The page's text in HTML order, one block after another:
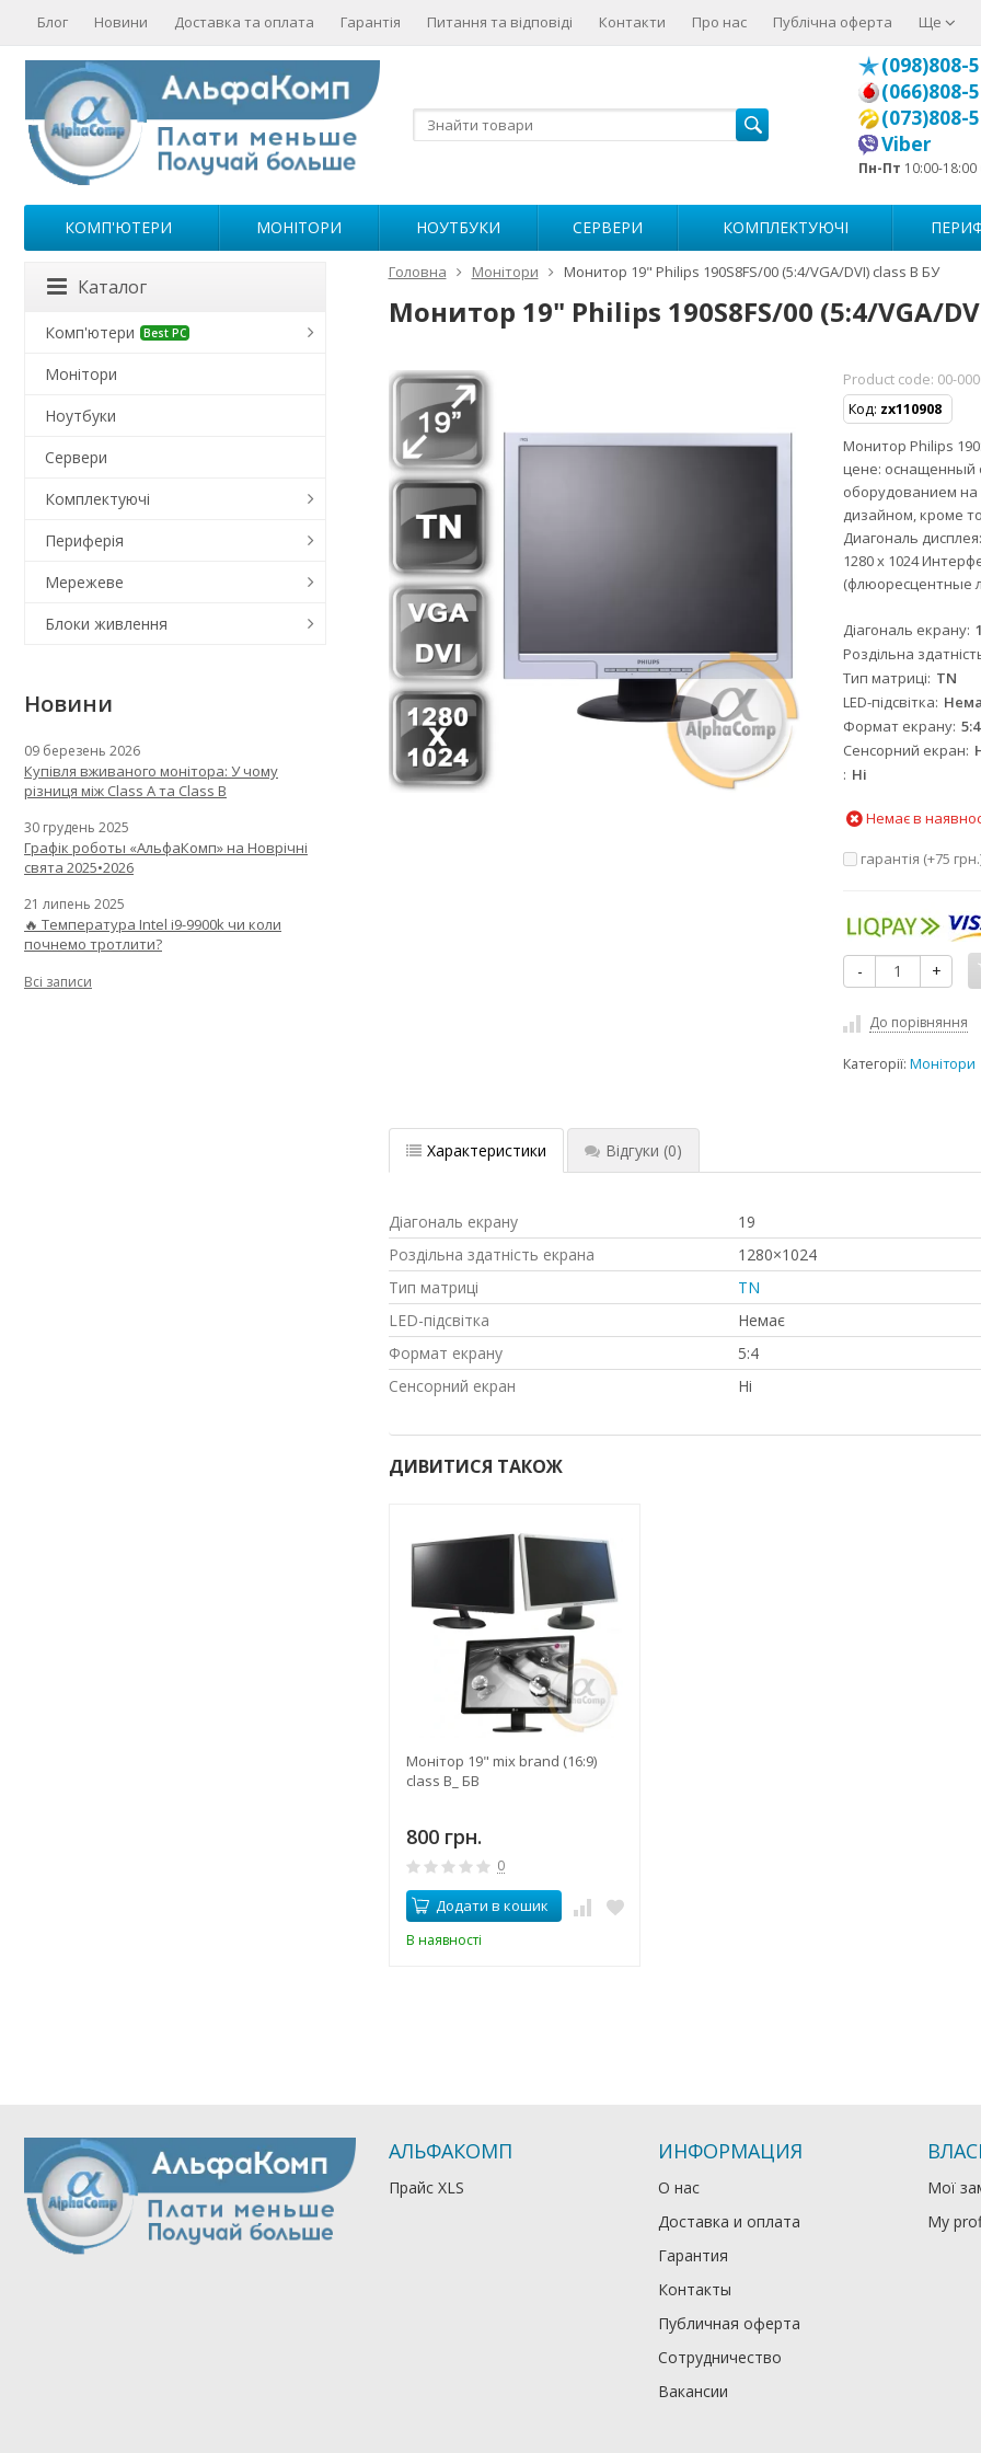
Блог Новини Доставка та оплата Гарантія Питання та відповіді Контакти Про нас Публічна оферта Ще
(098)808-
(066)808-
(073)808-
Viber
Пн-Пт 10:00-18:00
КОМП'ЮТЕРИ МОНІТОРИ НОУТБУКИ СЕРВЕРИ КОМПЛЕКТУЮЧІ
Головна Монітори Монитор 19" Philips 190S8FS/00 (5:4/VGA/DVI) class B БУ
Монитор 19" Philips 190S8FS/00 (5:4/VGA/
Product code: 00-
Код: zx110908
Монитор Philips
цене: оснащенный
оборудованием на
дизайном, кроме
Диагональ
1280 х 1024
(флюоресцентные
Діагональ екрану
Роздільна
Тип матриці TN
LED-підсвітка
Формат екрану 5:4
Сенсорний екран
Ні
Немає в
гарантія (+75 грн.
- +
До порівняння
Категорії:Монітори
Характеристики Відгуки (0)
Діагональ екрану
19
Роздільна здатність екрана
1280×1024
Тип матриці
TN
LED-підсвітка
Немає
Формат екрану
5:4
Сенсорний екран
Ні
ДИВИТИСЯ ТАКОЖ
Монітор 19" mix brand (16:9)
class B_ БВ
800 грн.
0
Додати в кошик
В наявності
Каталог
Комп'ютери Best PC
Монітори
Ноутбуки
Сервери
Комплектуючі
Периферія
Мережеве
Блоки живлення
Новини
09 березень 2026
Купівля вживаного монітора: У чому
різниця між Class A та Class B
30 грудень 2025
Графік роботы «АльфаКомп» на Новрічні
свята 2025•2026
21 липень 2025
🔥 Температура Intel i9-9900k чи коли
почнемо тротлити?
Всі записи
АЛЬФАКОМП
Прайс XLS
ИНФОРМАЦИЯ
О нас
Доставка и оплата
Гарантия
Контакты
Публичная оферта
Сотрудничество
Вакансии
Мої
My